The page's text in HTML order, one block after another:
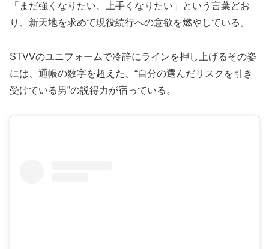
「まだ強くなりたい、上手くなりたい」という言葉どお
り、新天地を求めて現役続行への意欲を燃やしている。
STVVのユニフォームで冷静にラインを押し上げるその姿
には、通帳の数字を超えた、“自分の選んだリスクを引き
受けている男”の説得力が宿っている。